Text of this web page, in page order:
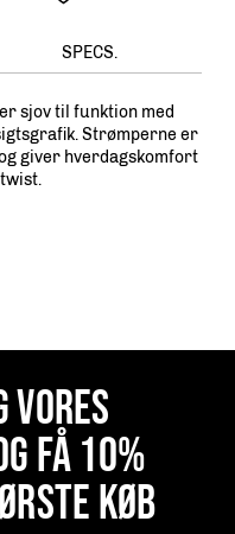
SPECS.
sjov til funktion med
Strømperne er
giver hverdagskomfort
FÅ 10%
KØB